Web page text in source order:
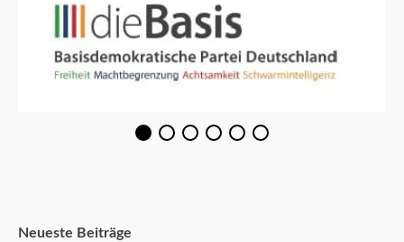
Neueste Beiträge